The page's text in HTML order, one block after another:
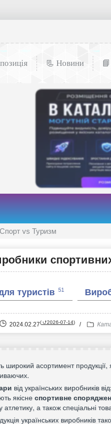
📃 Новини
Спорт vs Туризм
туристів 51
2024.02.27( ⮍2026-07-14) /
асортимент продукції,
від українських виробників
якісне спортивне
атлетику, а також спеціальні
українських виробників